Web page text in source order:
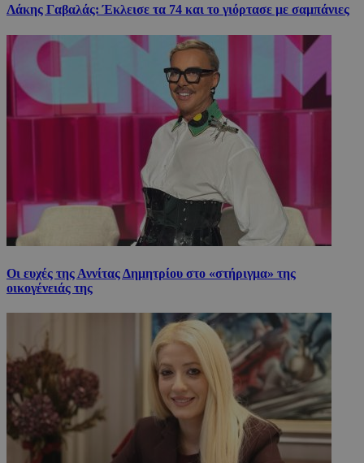
Λάκης Γαβαλάς: Έκλεισε τα 74 και το γιόρτασε με σαμπάνιες
Οι ευχές της Αννίτας Δημητρίου στο «στήριγμα» της
οικογένειάς της